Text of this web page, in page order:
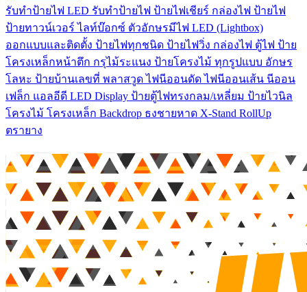
รับทําป้ายไฟ LED รับทำป้ายไฟ ป้ายไฟเชียร์ กล่องไฟ ป้ายไฟ
ป้ายทาวน์เวอร์ ไลท์บ๊อกซ์ ตัวอักษรมีไฟ LED (Lightbox)
ออกแบบและติดตั้ง ป้ายไฟทุกชนิด ป้ายไฟวิ่ง กล่องไฟ ตู้ไฟ ป้าย
โครงเหล็กหน้าตึก กรุไม้ระแนง ป้ายโครงไม้ ทุกรูปแบบ อักษร
โลหะ ป้ายบ้านเลขที่ พลาสวูด ไฟนีออนดัด ไฟนีออนเส้น นีออน
เฟล็ก แอลอีดี LED Display ป้ายตู้ไฟทรงกลม/เหลี่ยม ป้ายไวนิล
โครงไม้ โครงเหล็ก Backdrop ธงชายหาด X-Stand RollUp
ตรายาง